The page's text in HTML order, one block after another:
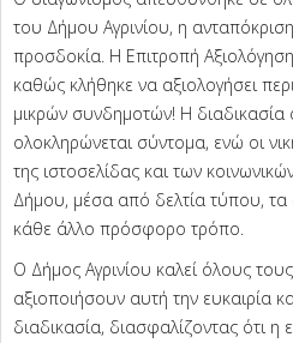
του Δήμου Αγρινίου, η
προσδοκία. Η Επιτροπή
καθώς κλήθηκε να αξιολογήσει
μικρών συνδημοτών! Η διαδικασία
ολοκληρώνεται σύντομα, ενώ οι
της ιστοσελίδας και των
Δήμου, μέσα από δελτία τύπου, τα
κάθε άλλο πρόσφορο τρόπο.
Ο Δήμος Αγρινίου καλεί όλους
αξιοποιήσουν αυτή την ευκαιρία
διαδικασία, διασφαλίζοντας ότι